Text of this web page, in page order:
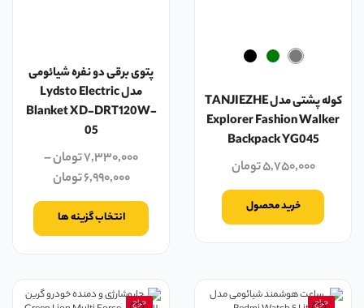
کوله پشتی مدل TANJIEZHE
Explorer Fashion Walker
Backpack YG045
۵,۷۵۰,۰۰۰تومان
خرید محصول
پتوی برقی دو نفره شیائومی
مدل Lydsto Electric
Blanket XD-DRT120W-
05
۷,۳۳۰,۰۰۰تومان–
۶,۹۹۰,۰۰۰تومان
انتخاب گزینه ها
حراج حراج